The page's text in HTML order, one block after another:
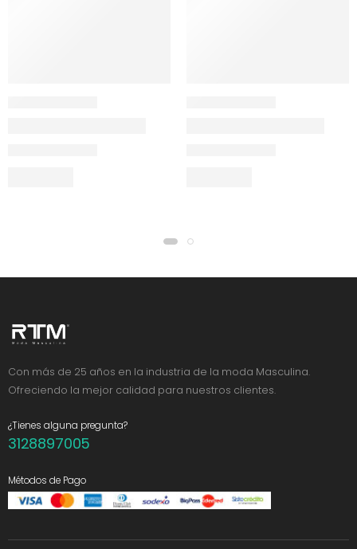
Con más de 25 años en la industria de la moda Masculina.
Ofreciendo la mejor calidad para nuestros clientes.
¿Tienes alguna pregunta?
3128897005
Métodos de Pago